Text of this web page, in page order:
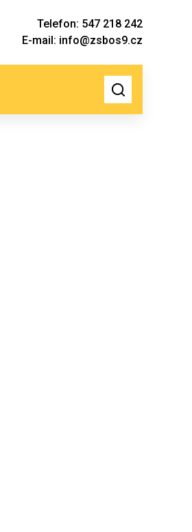
Telefon: 547 218 242
E-mail: info@zsbos9.cz